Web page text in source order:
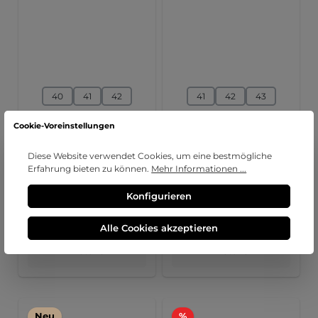
Größe auswählen
40 41 42
42½
Sneaker, Derby Sport,
Franceschetti
Regulärer Preis:
Größe auswählen
41 42 43
Sneaker, JANNIK,
Lemargo
Versandkosten
Rabatt
Cookie-Voreinstellungen
Diese Website verwendet Cookies, um eine bestmögliche
Erfahrung bieten zu können. Mehr Informationen ...
Konfigurieren
Alle Cookies akzeptieren